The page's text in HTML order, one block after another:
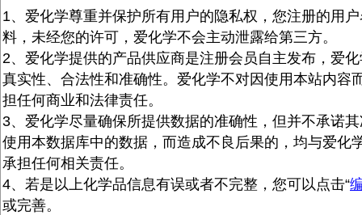
1、爱化学尊重并保护所有用户的隐私权，您注册的用
料，未经您的许可，爱化学不会主动泄露给第三方。
2、爱化学提供的产品供应商是注册会员自主发布，爱
真实性、合法性和准确性。爱化学不对因使用本站内容
担任何商业和法律责任。
3、爱化学尽量确保所提供数据的准确性，但并不承诺
使用本数据库中的数据，而造成不良后果的，均与爱化
承担任何相关责任。
4、若是以上化学品信息有误或者不完整，您可以点击“
或完善。